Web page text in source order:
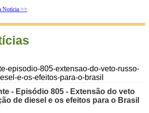
Notícia >>
- Episódio 805 - Extensão do veto
de diesel e os efeitos para o Brasil